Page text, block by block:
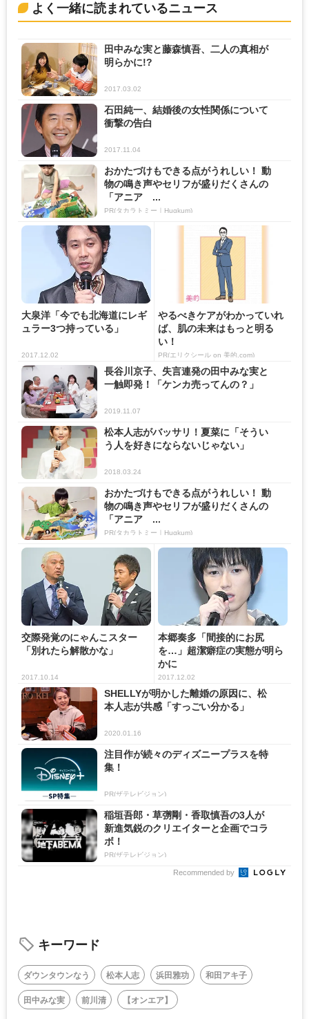
よく一緒に読まれているニュース
田中みな実と藤森慎吾、二人の真相が
明らかに!?
2017.03.02
石田純一、結婚後の女性関係について
衝撃の告白
2017.11.04
おかたづけもできる点がうれしい！ 動
物の鳴き声やセリフが盛りだくさんの
「アニア ...
PR(タカラトミー｜Hugkum)
大泉洋「今でも北海道にレギ
ュラー3つ持っている」
2017.12.02
やるべきケアがわかっていれ
ば、肌の未来はもっと明る
い！
PR(エリクシール on 美的.com)
長谷川京子、失言連発の田中みな実と
一触即発！「ケンカ売ってんの？」
2019.11.07
松本人志がバッサリ！夏菜に「そうい
う人を好きにならないじゃない」
2018.03.24
おかたづけもできる点がうれしい！ 動
物の鳴き声やセリフが盛りだくさんの
「アニア ...
PR(タカラトミー｜Hugkum)
交際発覚のにゃんこスター
「別れたら解散かな」
2017.10.14
本郷奏多「間接的にお尻
を…」超潔癖症の実態が明ら
かに
2017.12.02
SHELLYが明かした離婚の原因に、松
本人志が共感「すっごい分かる」
2020.01.16
注目作が続々のディズニープラスを特
集！
PR(ザテレビジョン)
稲垣吾郎・草彅剛・香取慎吾の3人が
新進気鋭のクリエイターと企画でコラ
ボ！
PR(ザテレビジョン)
Recommended by
キーワード
ダウンタウンなう 松本人志 浜田雅功
和田アキ子
田中みな実
前川清 【オンエア】